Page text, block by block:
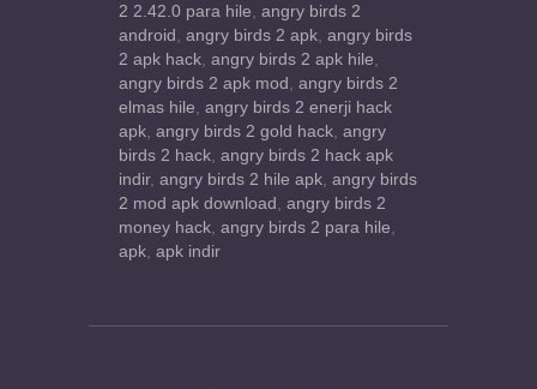
2 2.42.0 para hile, angry birds 2
android , angry birds 2 apk, angry birds
2 apk hack, angry birds 2 apk hile,
angry birds 2 apk mod , angry birds 2
elmas hile, angry birds 2 enerji hack
apk, angry birds 2 gold hack, angry
birds 2 hack, angry birds 2 hack apk
indir, angry birds 2 hile apk, angry birds
2 mod apk download , angry birds 2
money hack, angry birds 2 para hile,
apk, apk indir